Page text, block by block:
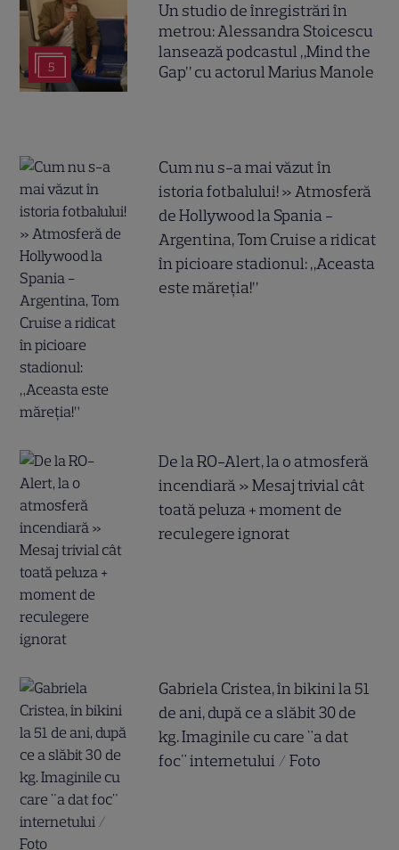
5
Un studio de înregistrări în
metrou: Alessandra Stoicescu
lansează podcastul „Mind the
Gap” cu actorul Marius Manole
Cum nu s-a mai văzut în
istoria fotbalului! » Atmosferă
de Hollywood la Spania -
Argentina, Tom Cruise a ridicat
în picioare stadionul: „Aceasta
este măreția!”
De la RO-Alert, la o atmosferă
incendiară » Mesaj trivial cât
toată peluza + moment de
reculegere ignorat
Gabriela Cristea, în bikini la 51
de ani, după ce a slăbit 30 de
kg. Imaginile cu care "a dat
foc" internetului / Foto